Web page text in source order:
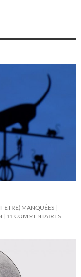
ÊTRE) MANQUÉES
11 COMMENTAIRES